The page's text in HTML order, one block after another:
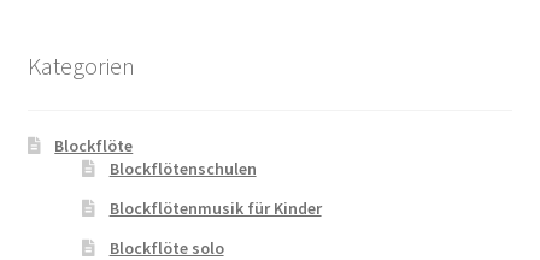
Kategorien
Blockflöte
Blockflötenschulen
Blockflötenmusik für Kinder
Blockflöte solo